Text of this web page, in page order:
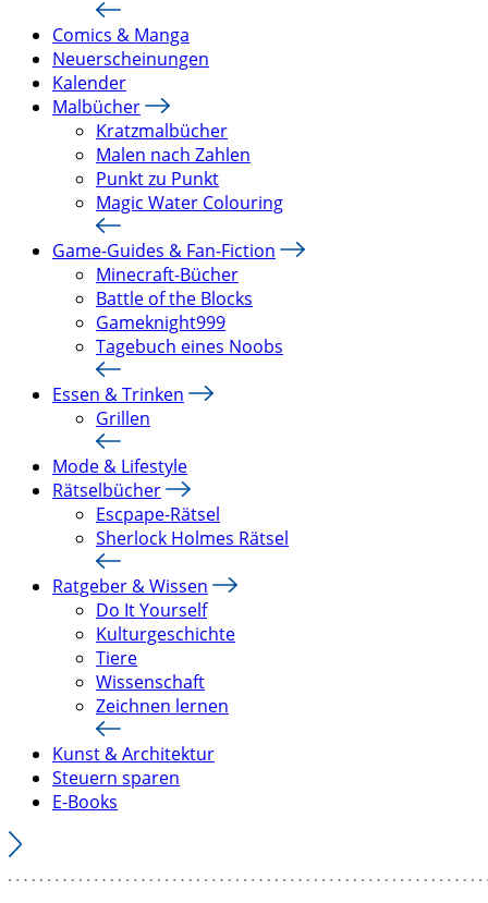
Comics & Manga
Neuerscheinungen
Kalender
Malbücher
Kratzmalbücher
Malen nach Zahlen
Punkt zu Punkt
Magic Water Colouring
Game-Guides & Fan-Fiction
Minecraft-Bücher
Battle of the Blocks
Gameknight999
Tagebuch eines Noobs
Essen & Trinken
Grillen
Mode & Lifestyle
Rätselbücher
Escpape-Rätsel
Sherlock Holmes Rätsel
Ratgeber & Wissen
Do It Yourself
Kulturgeschichte
Tiere
Wissenschaft
Zeichnen lernen
Kunst & Architektur
Steuern sparen
E-Books